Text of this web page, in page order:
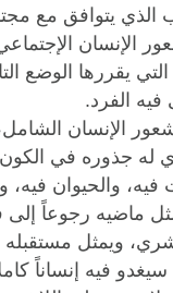
الذي يتوافق مع
الإنسان
التي يقررها الوضع
فيه الفرد.
الإنسان
له جذوره في
فيه، والحيوان فيه،
ماضيه رجوعاً إلى
ويمثل
سيغدو فيه إنساناً